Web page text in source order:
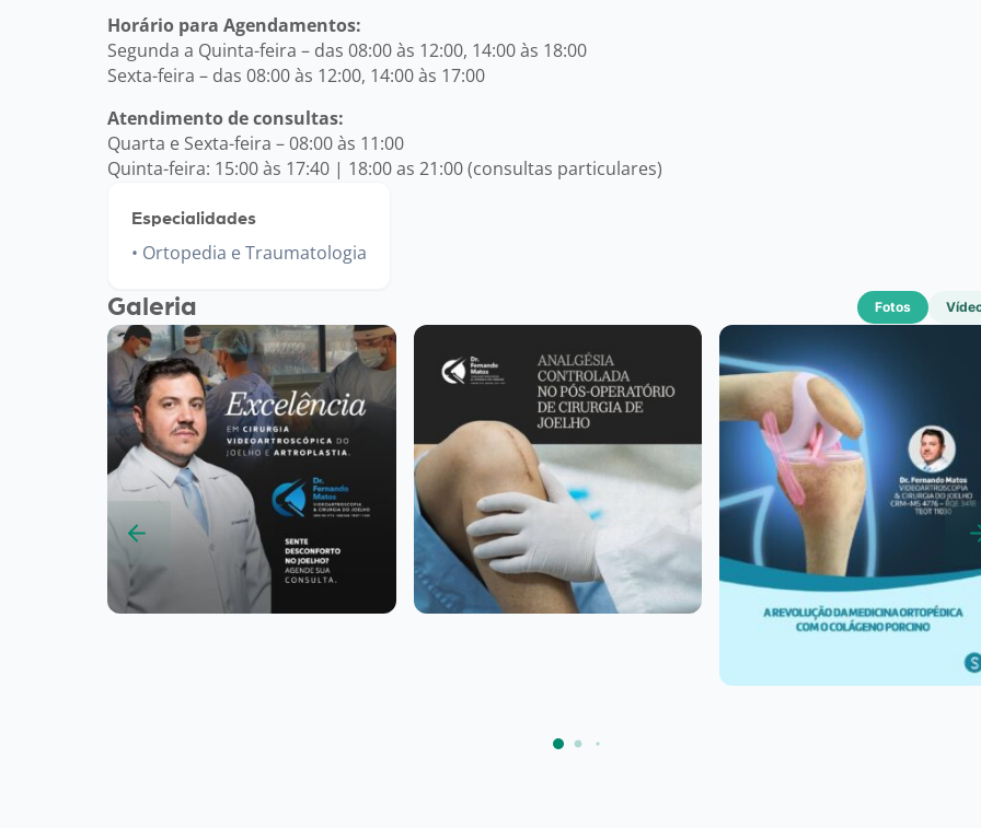
Horário para Agendamentos:
Segunda a Quinta-feira – das 08:00 às 12:00, 14:00 às 18:00
Sexta-feira – das 08:00 às 12:00, 14:00 às 17:00
Atendimento de consultas:
Quarta e Sexta-feira – 08:00 às 11:00
Quinta-feira: 15:00 às 17:40 | 18:00 as 21:00 (consultas particulares)
Especialidades
Ortopedia e Traumatologia
Galeria Fotos